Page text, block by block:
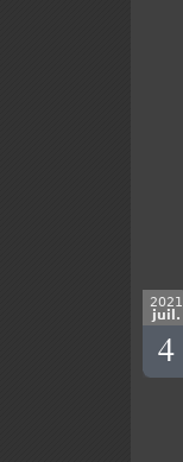
2021
juil.
4